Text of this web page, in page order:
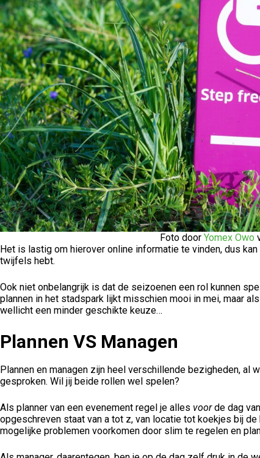
Foto doorYomex Owo
Het is lastig om hierover online informatie te vinden, dus
twijfels hebt.
Ook niet onbelangrijk is dat de seizoenen een rol kunnen
plannen in het stadspark lijkt misschien mooi in mei, maar
wellicht een minder geschikte keuze…
Plannen VS Managen
Plannen en managen zijn heel verschillende bezigheden, al
gesproken. Wil jij beide rollen wel spelen?
Als planner van een evenement regel je alles voorde dag
opgeschreven staat van a tot z, van locatie tot koekjes bij
mogelijke problemen voorkomen door slim te regelen en